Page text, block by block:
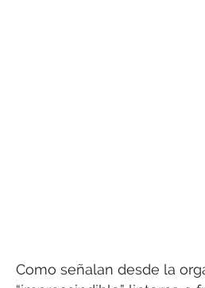
Como señalan desde la